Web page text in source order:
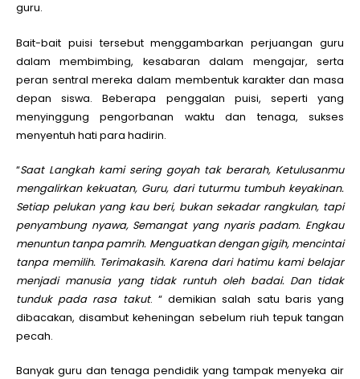
guru.
Bait-bait puisi tersebut menggambarkan perjuangan guru
dalam membimbing, kesabaran dalam mengajar, serta
peran sentral mereka dalam membentuk karakter dan masa
depan siswa. Beberapa penggalan puisi, seperti yang
menyinggung pengorbanan waktu dan tenaga, sukses
menyentuh hati para hadirin.
“Saat Langkah kami sering goyah tak berarah, Ketulusanmu
mengalirkan kekuatan, Guru, dari tuturmu tumbuh keyakinan.
Setiap pelukan yang kau beri, bukan sekadar rangkulan, tapi
penyambung nyawa, Semangat yang nyaris padam. Engkau
menuntun tanpa pamrih. Menguatkan dengan gigih, mencintai
tanpa memilih. Terimakasih. Karena dari hatimu kami belajar
menjadi manusia yang tidak runtuh oleh badai. Dan tidak
tunduk pada rasa takut. “ demikian salah satu baris yang
dibacakan, disambut keheningan sebelum riuh tepuk tangan
pecah.
Banyak guru dan tenaga pendidik yang tampak menyeka air